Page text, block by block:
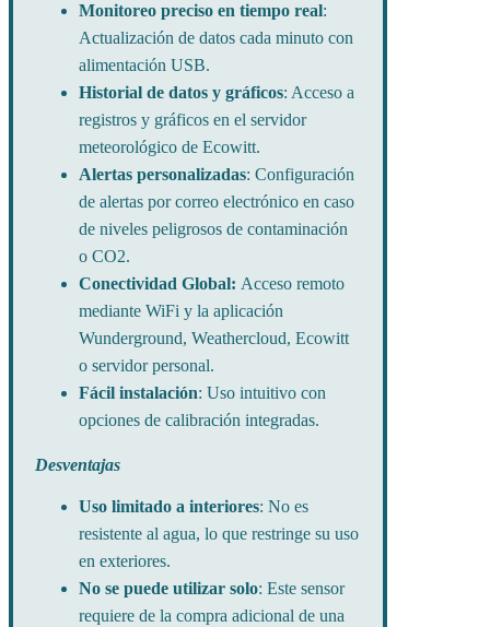
Monitoreo preciso en tiempo real:
Actualización de datos cada minuto con
alimentación USB.
Historial de datos y gráficos: Acceso a
registros y gráficos en el servidor
meteorológico de Ecowitt.
Alertas personalizadas: Configuración
de alertas por correo electrónico en caso
de niveles peligrosos de contaminación
o CO2.
Conectividad Global: Acceso remoto
mediante WiFi y la aplicación
Wunderground, Weathercloud, Ecowitt
o servidor personal.
Fácil instalación: Uso intuitivo con
opciones de calibración integradas.
Desventajas
Uso limitado a interiores: No es
resistente al agua, lo que restringe su uso
en exteriores.
No se puede utilizar solo: Este sensor
requiere de la compra adicional de una